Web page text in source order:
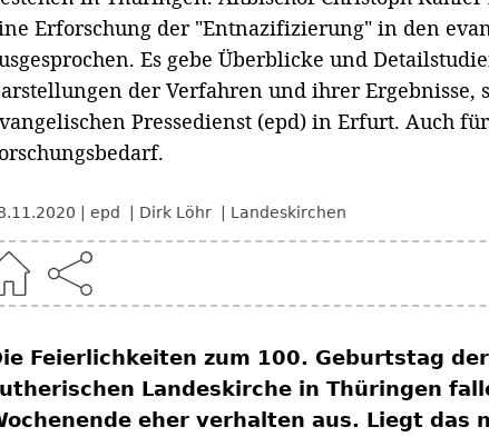
Erforschung der "Entnazifizierung" in den
Es gebe Überblicke und
der Verfahren und ihrer Ergebnisse,
Pressedienst (epd) in Erfurt. Auch
epd Dirk Löhr Landeskirchen
Feierlichkeiten zum 100. Geburtstag
Landeskirche in Thüringen
eher verhalten aus. Liegt das